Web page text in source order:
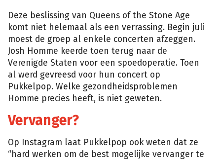
Deze beslissing van Queens of the Stone Age
komt niet helemaal als een verrassing. Begin juli
moest de groep al enkele concerten afzeggen.
Josh Homme keerde toen terug naar de
Verenigde Staten voor een spoedoperatie. Toen
al werd gevreesd voor hun concert op
Pukkelpop. Welke gezondheidsproblemen
Homme precies heeft, is niet geweten.
Vervanger?
Op Instagram laat Pukkelpop ook weten dat ze
“hard werken om de best mogelijke vervanger te